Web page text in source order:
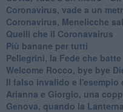
Coronavirus, vade a un
Coronavirus, Menelicche
Quelli che il Coronavairus
Più banane per tutti
Pellegrini, la Fede che
Welcome Rocco, bye bye
Il falso invalido e l'esempio
Arianna e Giorgio, una
Genova, quando la